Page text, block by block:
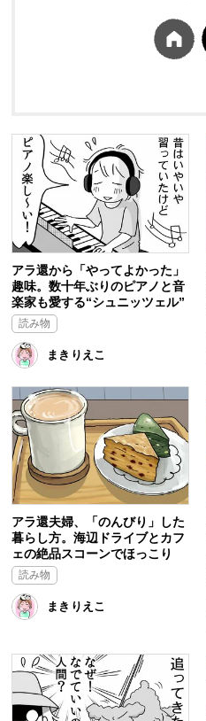
アラ還から「やってよかった」
趣味。数十年ぶりのピアノと音
楽家も愛する“シュニッツェル”
読み物
まきりえこ
アラ還夫婦、「のんびり」した
暮らし方。海辺ドライブとカフ
ェの絶品スコーンでほっこり
読み物
まきりえこ